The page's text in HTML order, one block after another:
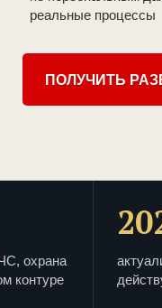
реальные процессы
ПОЛУЧИТЬ
охрана
контуре